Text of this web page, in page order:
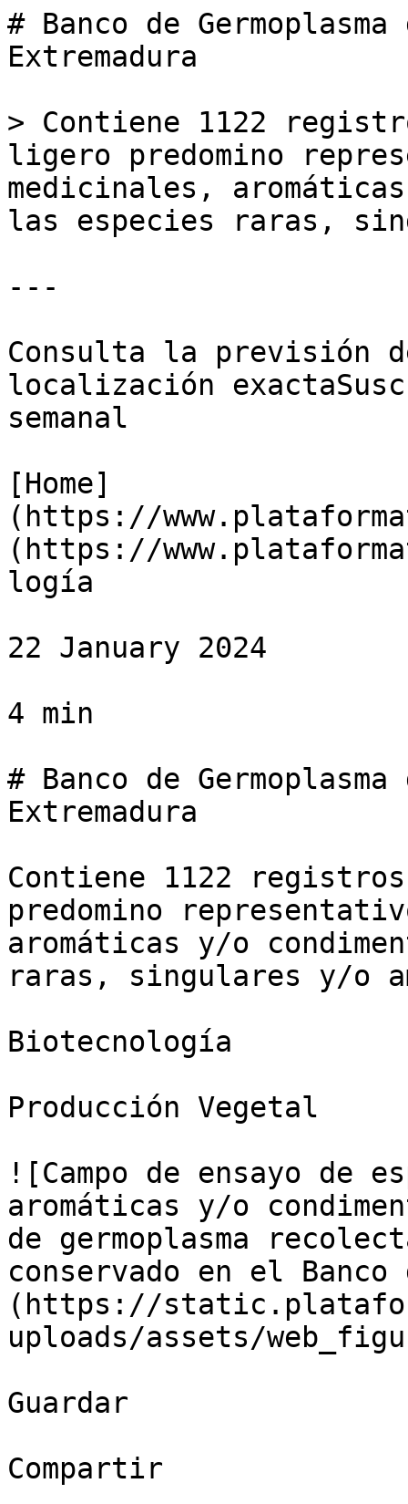
# Banco de
Extremadura
> Contiene 1122
ligero predomino
medicinales,
las especies raras,
---
Consulta la previsión
localización
semanal
[Home]
(https://
(https://
logía
22 January 2024
4 min
# Banco de
Extremadura
Contiene 1122
predomino
aromáticas y/o
raras, singulares y/o
Biotecnología
Producción Vegetal
![Campo de ensayo de
aromáticas y/o
de germoplasma
conservado en el Banco
(https://
uploads/assets/
Guardar
Compartir